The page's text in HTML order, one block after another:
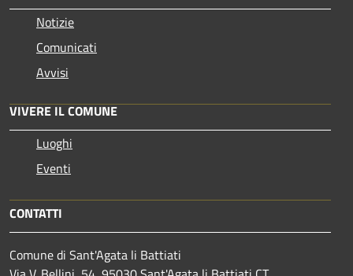
Notizie
Comunicati
Avvisi
VIVERE IL COMUNE
Luoghi
Eventi
CONTATTI
Comune di Sant'Agata li Battiati